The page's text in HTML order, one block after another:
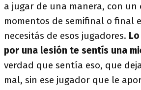
a jugar de una manera, con un
momentos de semifinal o final
necesitás de esos jugadores.
por una lesión te sentís una
verdad que sentía eso, que
mal, sin ese jugador que le